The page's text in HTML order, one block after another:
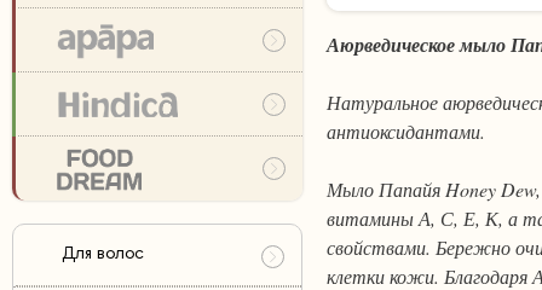
Аюрведическое мыло
Натуральное
антиоксидантами.
Мыло Папайя Honey
витамины А, С, Е, К, а
свойствами. Бережно
клетки кожи.
Для волос